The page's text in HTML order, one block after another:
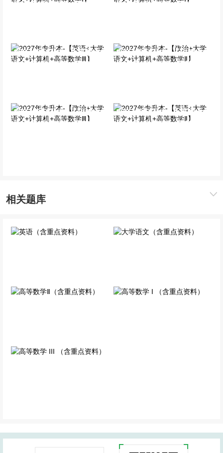
学语文+计算机+高等数学
学语文+计算机+高等数学
2027年专升本-【英语+大
学语文+计算机+高等数学
2027年专升本-【政治+大
学语文+计算机+高等数学
2027年专升本-【政治+大
学语文+计算机+高等数学
2027年专升本-【英语+大
学语文+计算机+高等数学
相关题库